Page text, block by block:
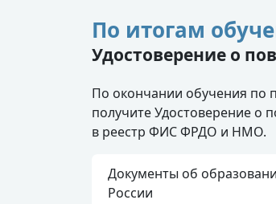
По итогам
Удостоверение о
По окончании обучения по
получите Удостоверение о
в реестр ФИС ФРДО и НМО.
Документы об
России